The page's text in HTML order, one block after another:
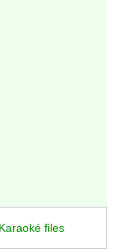
files